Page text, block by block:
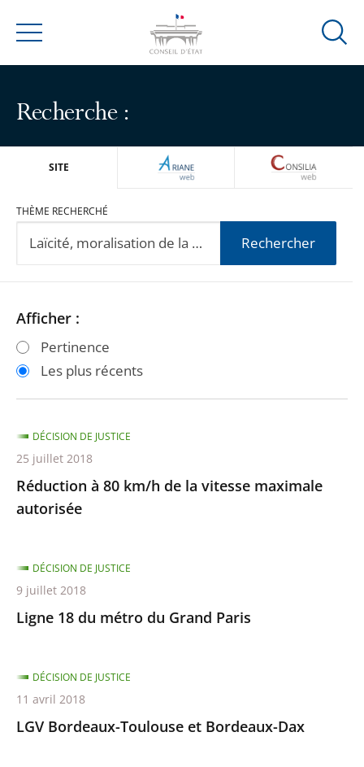
Menu
Ouvrir
Recherche :
SITE ARIANEWEB
THÈME RECHERCHÉ
Rechercher
Passer
les
filtres
après
Passer
les
filtres
avant
Afficher :
Pertinence
Les plus récents
Réduction à 80 km/h de la vitesse maximale
autorisée
DÉCISION DE JUSTICE
25 juillet 2018
Ligne 18 du métro du Grand Paris
DÉCISION DE JUSTICE
9 juillet 2018
LGV Bordeaux-Toulouse et Bordeaux-Dax
DÉCISION DE JUSTICE
11 avril 2018